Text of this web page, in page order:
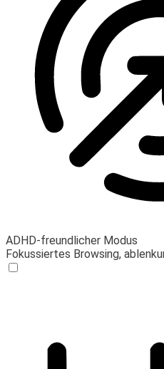
ADHD-freundlicher Modus
Fokussiertes Browsing,